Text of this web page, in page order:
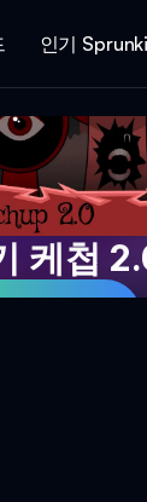
인기
케첩